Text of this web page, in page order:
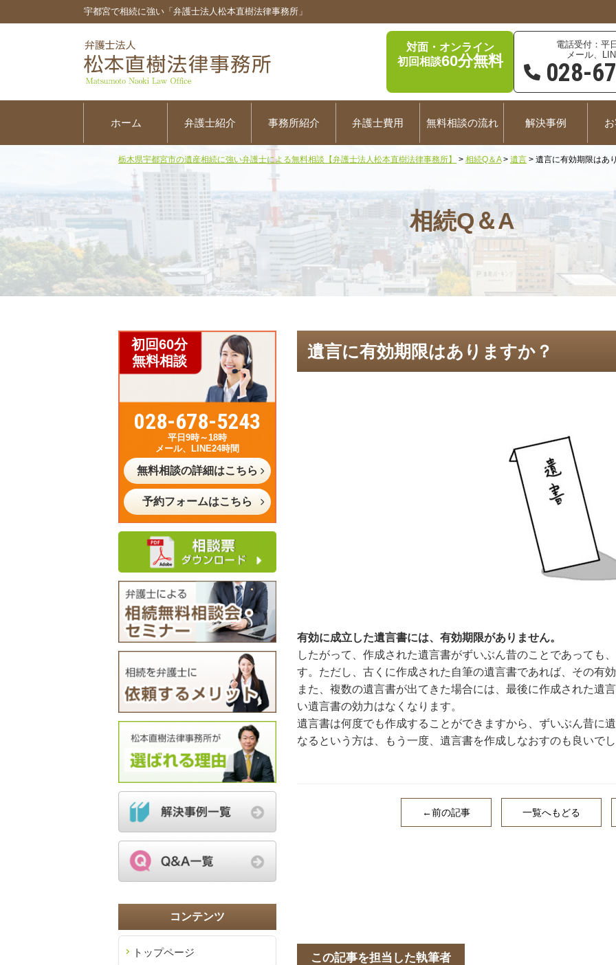
宇都宮で相続に強い「弁護士法人松本直樹法律事務所」
対面・オンライン
初回相談60分無料
平
メール、
028-
ホーム 弁護士紹介 事務所紹介 弁護士費用 無料相談の流れ 解決事例
栃木県宇都宮市の遺産相続に強い弁護士による無料相談【弁護士法人松本直樹法律事務所】 > 相続Q＆A> 遺言 > 遺言に有効期限はあ
相続Q＆A
遺言に有効期限はありますか？
有効に成立した遺言書には、有効期限がありません。
したがって、作成された遺言書がずいぶん昔のことであっても
す。ただし、古くに作成された自筆の遺言書であれば、その有
また、複数の遺言書が出てきた場合には、最後に作成された遺
い遺言書の効力はなくなります。
遺言書は何度でも作成することができますから、ずいぶん昔に
なるという方は、もう一度、遺言書を作成しなおすのも良いでし
←前の記事 一覧へもどる
この記事を担当した執筆者
初回60分
無料相談
028-678-5243
平日9時～18時
メール、LINE24時間
無料相談の詳細はこちら
予約フォームはこちら
コンテンツ
トップページ